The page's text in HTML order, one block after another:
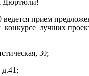
Дюртюли!
прием
конкурсе лучших
30;
д.41;